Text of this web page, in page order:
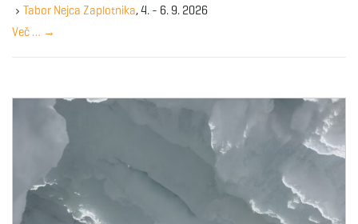
y
w
r
Tabor Nejca Zaplotnika, 4. - 6. 9. 2026
Več … →